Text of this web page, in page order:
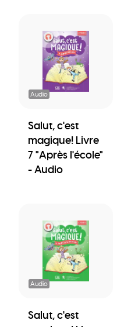
Audio
Salut, c'est
magique! Livre
7 "Après l'école"
- Audio
Audio
Salut, c'est